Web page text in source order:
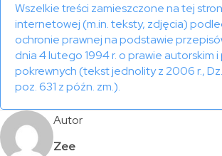
Wszelkie treści zamieszczone na tej
internetowej (m.in. teksty, zdjęcia)
ochronie prawnej na podstawie
dnia 4 lutego 1994 r. o prawie autorskim i
pokrewnych (tekst jednolity z 2006 r.,
poz. 631 z późn. zm.).
Autor
Zee